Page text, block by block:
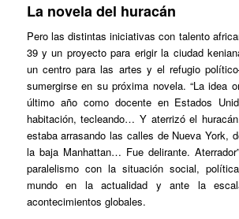
La novela del huracán
Pero las distintas iniciativas con talento
39 y un proyecto para erigir la ciudad
un centro para las artes y el refugio
sumergirse en su próxima novela. “La idea
último año como docente en Estados
habitación, tecleando… Y aterrizó el
estaba arrasando las calles de Nueva York,
la baja Manhattan… Fue delirante.
paralelismo con la situación social,
mundo en la actualidad y ante la
acontecimientos globales.